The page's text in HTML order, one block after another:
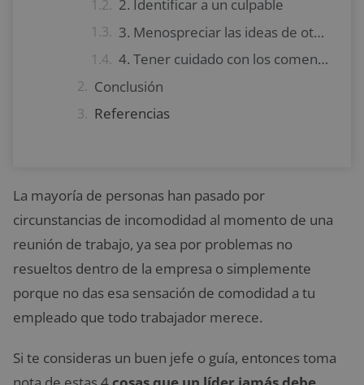
2. Identificar a un culpable
3. Menospreciar las ideas de otros
4. Tener cuidado con los comentarios críticos
Conclusión
Referencias
La mayoría de personas han pasado por
circunstancias de incomodidad al momento de una
reunión de trabajo, ya sea por problemas no
resueltos dentro de la empresa o simplemente
porque no das esa sensación de comodidad a tu
empleado que todo trabajador merece.
Si te consideras un buen jefe o guía, entonces toma